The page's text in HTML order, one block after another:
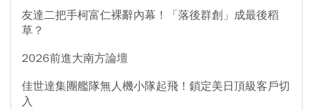
友達二把手柯富仁裸辭內幕！「落後群創」成最後稻
草？
2026前進大南方論壇
佳世達集團艦隊無人機小隊起飛！鎖定美日頂級客戶切
入